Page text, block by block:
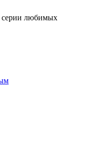
серии любимых